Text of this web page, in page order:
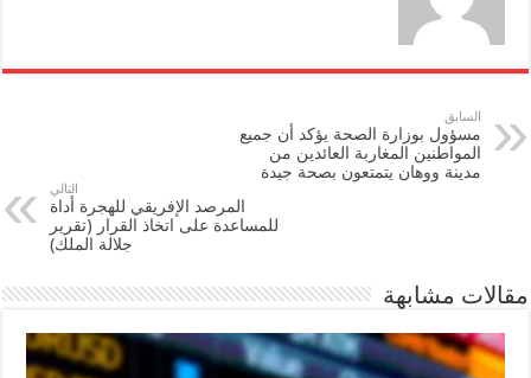
السابق
مسؤول بوزارة الصحة يؤكد أن جميع
المواطنين المغاربة العائدين من
مدينة ووهان يتمتعون بصحة جيدة
التالي
المرصد الإفريقي للهجرة أداة
للمساعدة على اتخاذ القرار (تقرير
جلالة الملك)
مقالات مشابهة